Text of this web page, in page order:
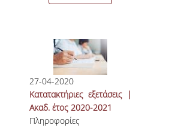
ΥΠΟΨΗΦΙΟΙ ΔΙΔΑΚΤΟΡΕΣ
ΜΗΤΡΩΑ ΜΕΛΩΝ
ΕΤΟΥΣ '25-'26
ΠΡΟΠΤΥΧΙΑΚΕΣ ΣΠΟΥΔΕΣ
27-04-2020
Κατατακτήριες εξετάσεις |
Ακαδ. έτος 2020-2021
Πληροφορίες